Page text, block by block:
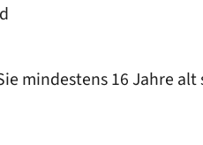
mindestens 16 Jahre alt